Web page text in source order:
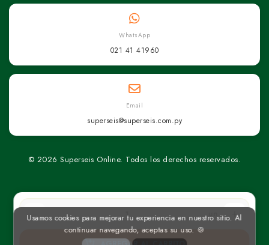
un
WhatsApp
021 41 41960
Email
superseis@superseis.com.py
© 2026 Superseis Online. Todos los derechos reservados.
Usamos cookies para mejorar tu experiencia en nuestro sitio. Al
continuar navegando, aceptas su uso. 🍪